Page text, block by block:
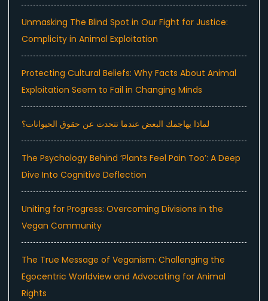
Unmasking The Blind Spot in Our Fight for Justice:
Complicity in Animal Exploitation
Protecting Cultural Beliefs: Why Facts About Animal
Exploitation Seem to Fail in Changing Minds
لماذا يهاجمك البعض عندما تتحدث عن حقوق الحيوانات؟
The Psychology Behind ‘Plants Feel Pain Too’: A Deep
Dive Into Cognitive Deflection
Uniting for Progress: Overcoming Divisions in the
Vegan Community
The True Message of Veganism: Challenging the
Egocentric Worldview and Advocating for Animal
Rights